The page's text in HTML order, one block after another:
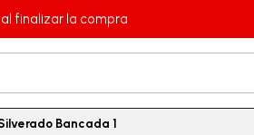
finalizar la compra
Bancada 1